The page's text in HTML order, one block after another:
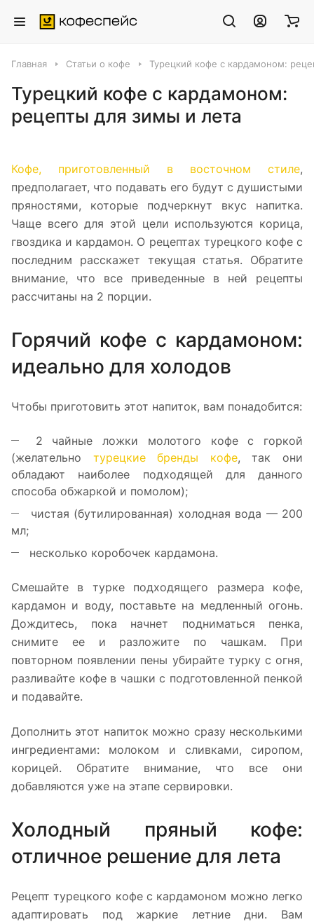
Главная Статьи о кофе Турецкий кофе с кардамоном:
Турецкий кофе с кардамоном:
рецепты для зимы и лета
Кофе, приготовленный в восточном стиле,
предполагает, что подавать его будут с душистыми
пряностями, которые подчеркнут вкус напитка.
Чаще всего для этой цели используются корица,
гвоздика и кардамон. О рецептах турецкого кофе с
последним расскажет текущая статья. Обратите
внимание, что все приведенные в ней рецепты
рассчитаны на 2 порции.
Горячий кофе с кардамоном:
идеально для холодов
Чтобы приготовить этот напиток, вам понадобится:
2 чайные ложки молотого кофе с горкой
(желательно турецкие бренды кофе, так они
обладают наиболее подходящей для данного
способа обжаркой и помолом);
чистая (бутилированная) холодная вода — 200
мл;
несколько коробочек кардамона.
Смешайте в турке подходящего размера кофе,
кардамон и воду, поставьте на медленный огонь.
Дождитесь, пока начнет подниматься пенка,
снимите ее и разложите по чашкам. При
повторном появлении пены убирайте турку с огня,
разливайте кофе в чашки с подготовленной пенкой
и подавайте.
Дополнить этот напиток можно сразу несколькими
ингредиентами: молоком и сливками, сиропом,
корицей. Обратите внимание, что все они
добавляются уже на этапе сервировки.
Холодный пряный кофе:
отличное решение для лета
Рецепт турецкого кофе с кардамоном можно легко
адаптировать под жаркие летние дни. Вам